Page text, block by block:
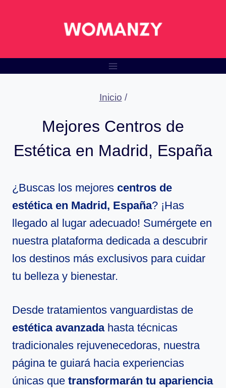
Inicio /
Mejores Centros de
Estética en Madrid, España
¿Buscas los mejores centros de
estética en Madrid, España? ¡Has
llegado al lugar adecuado! Sumérgete en
nuestra plataforma dedicada a descubrir
los destinos más exclusivos para cuidar
tu belleza y bienestar.
Desde tratamientos vanguardistas de
estética avanzadahasta técnicas
tradicionales rejuvenecedoras, nuestra
página te guiará hacia experiencias
únicas que transformarán tu apariencia